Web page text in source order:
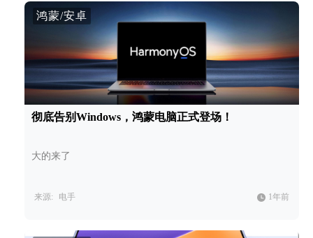
鸿蒙/安卓
彻底告别Windows，鸿蒙电脑正式登场！
大的来了
来源: 电手 1年前